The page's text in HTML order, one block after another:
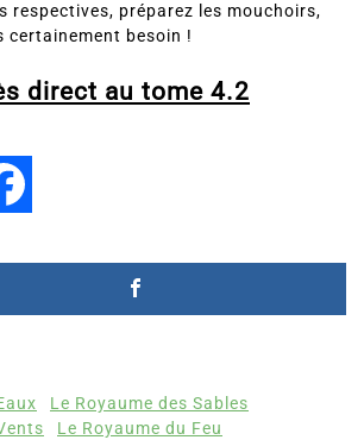
respectives, préparez les mouchoirs,
certainement besoin !
direct au tome 4.2
Le Royaume des Sables
Le Royaume du Feu